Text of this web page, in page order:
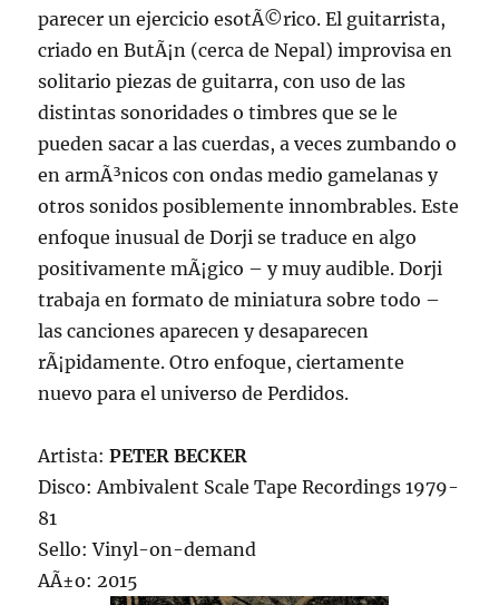
parecer un ejercicio esotÃ©rico. El guitarrista,
criado en ButÃ¡n (cerca de Nepal) improvisa en
solitario piezas de guitarra, con uso de las
distintas sonoridades o timbres que se le
pueden sacar a las cuerdas, a veces zumbando o
en armÃ³nicos con ondas medio gamelanas y
otros sonidos posiblemente innombrables. Este
enfoque inusual de Dorji se traduce en algo
positivamente mÃ¡gico – y muy audible. Dorji
trabaja en formato de miniatura sobre todo –
las canciones aparecen y desaparecen
rÃ¡pidamente. Otro enfoque, ciertamente
nuevo para el universo de Perdidos.
Artista:PETER BECKER
Disco: Ambivalent Scale Tape Recordings 1979-
81
Sello: Vinyl-on-demand
AÃ±o: 2015